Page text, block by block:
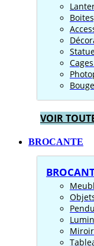
VOIR
BROCANTE